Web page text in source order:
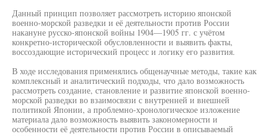
Данный принцип позволяет рассмотреть историю японской
военно-морской разведки и её деятельности против России
накануне русско-японской войны 1904—1905 гг. с учётом
конкретно-исторической обусловленности и выявить факты,
воссоздающие исторический процесс и логику его развития.
В ходе исследования применялись общенаучные методы, такие как
комплексный и аналитический подходы, что дало возможность
рассмотреть создание, становление и развитие японской военно-
морской разведки во взаимосвязи с внутренней и внешней
политикой Японии, а проблемно-хронологическое изложение
материала дало возможность выявить закономерности и
особенности её деятельности против России в описываемый